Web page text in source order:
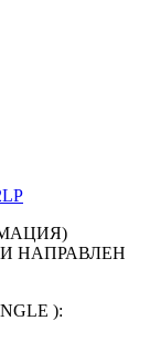
НАПРАВЛЕН
):